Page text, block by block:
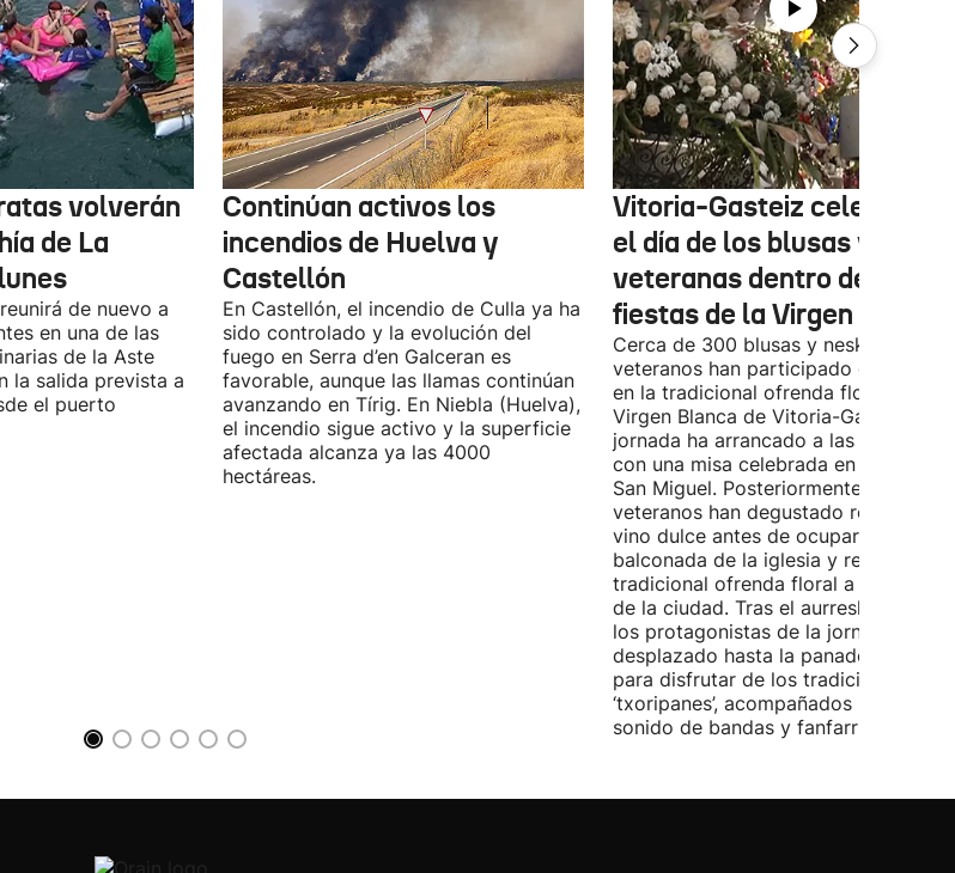
volverán
de La
de nuevo a
en una de las
de la Aste
la salida prevista a
el puerto
Continúan activos los
incendios de Huelva y
Castellón
En Castellón, el incendio de Culla ya ha
sido controlado y la evolución del
fuego en Serra d’en Galceran es
favorable, aunque las llamas continúan
avanzando en Tírig. En Niebla (Huelva),
el incendio sigue activo y la superficie
afectada alcanza ya las 4000
hectáreas.
Vitoria-Gasteiz celebra
el día de los blusas y
veteranas dentro de las
fiestas de la Virgen Blanca
Cerca de 300 blusas y neskas
veteranos han participado este
en la tradicional ofrenda floral a la
Virgen Blanca de Vitoria-Gasteiz. La
jornada ha arrancado a las 9:00
con una misa celebrada en la iglesia
San Miguel. Posteriormente, los
veteranos han degustado rosquillas y
vino dulce antes de ocupar la
balconada de la iglesia y realizar la
tradicional ofrenda floral a la patrona
de la ciudad. Tras el aurresku de
los protagonistas de la jornada se
desplazado hasta la panadería
para disfrutar de los tradicionales
‘txoripanes’, acompañados por el
sonido de bandas y fanfarrias.